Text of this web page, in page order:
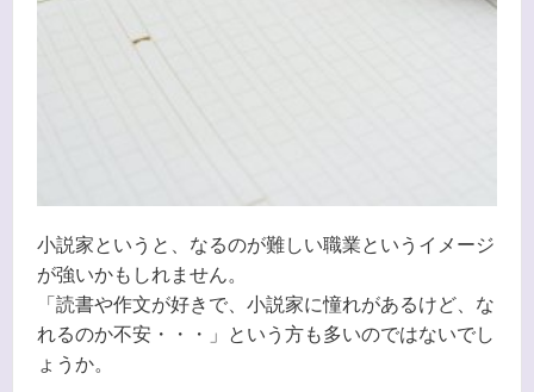
小説家というと、なるのが難しい職業というイメージ
が強いかもしれません。
「読書や作文が好きで、小説家に憧れがあるけど、な
れるのか不安・・・」という方も多いのではないでし
ょうか。